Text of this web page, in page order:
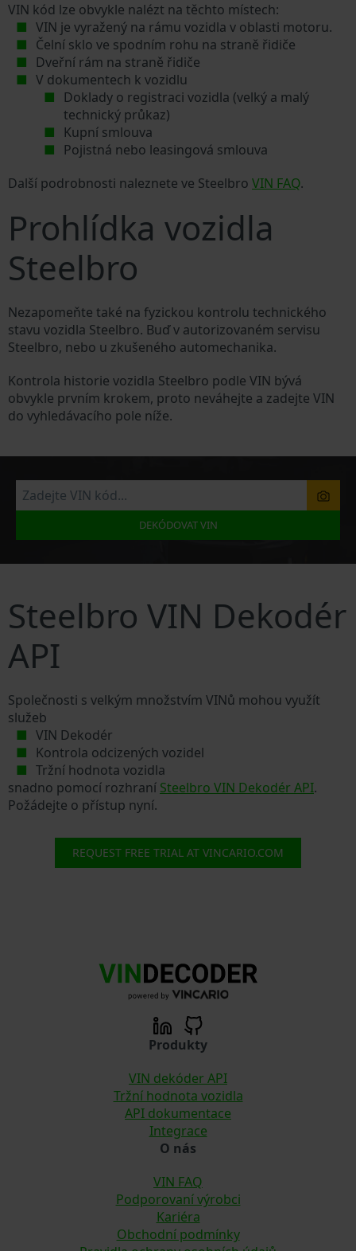
VIN kód lze obvykle nalézt na těchto místech:
VIN je vyražený na rámu vozidla v oblasti motoru.
Čelní sklo ve spodním rohu na straně řidiče
Dveřní rám na straně řidiče
V dokumentech k vozidlu
Doklady o registraci vozidla (velký a malý
technický průkaz)
Kupní smlouva
Pojistná nebo leasingová smlouva
Další podrobnosti naleznete ve Steelbro VIN FAQ.
Prohlídka vozidla
Steelbro
Nezapomeňte také na fyzickou kontrolu technického
stavu vozidla Steelbro. Buď v autorizovaném servisu
Steelbro, nebo u zkušeného automechanika.
Kontrola historie vozidla Steelbro podle VIN bývá
obvykle prvním krokem, proto neváhejte a zadejte VIN
do vyhledávacího pole níže.
DEKÓDOVAT VIN
Steelbro VIN Dekodér
API
Společnosti s velkým množstvím VINů mohou využít
služeb
VIN Dekodér
Kontrola odcizených vozidel
Tržní hodnota vozidla
snadno pomocí rozhraní Steelbro VIN Dekodér API.
Požádejte o přístup nyní.
REQUEST FREE TRIAL AT VINCARIO.COM
Produkty
VIN dekóder API
Tržní hodnota vozidla
API dokumentace
Integrace
O nás
VIN FAQ
Podporovaní výrobci
Kariéra
Obchodní podmínky